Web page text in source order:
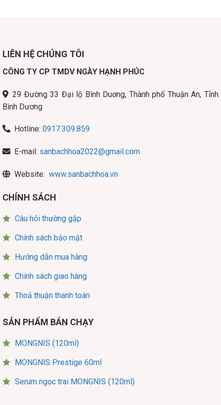
LIÊN HỆ CHÚNG TÔI
CÔNG TY CP TMDV NGÀY HẠNH PHÚC
29 Đường 33 Đại lộ Bình Duơng, Thành phố Thuận An, Tỉnh
Bình Dương
Hotline: 0917.309.859
E-mail: sanbachhoa2022@gmail.com
Website: www.sanbachhoa.vn
CHÍNH SÁCH
Câu hỏi thường gặp
Chính sách bảo mật
Hướng dẫn mua hàng
Chính sách giao hàng
Thoả thuận thanh toán
SẢN PHẨM BÁN CHẠY
MONGNIS (120ml)
MONGNIS Prestige 60ml
Serum ngọc trai MONGNIS (120ml)